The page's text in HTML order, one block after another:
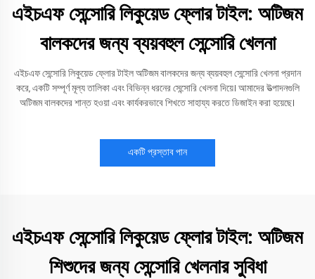
এইচএফ সেন্সোরি লিকুয়েড ফ্লোর টাইল: অটিজম
বালকদের জন্য ব্যয়বহুল সেন্সোরি খেলনা
এইচএফ সেন্সোরি লিকুয়েড ফ্লোর টাইল অটিজম বালকদের জন্য ব্যয়বহুল সেন্সোরি খেলনা প্রদান
করে, একটি সম্পূর্ণ মূল্য তালিকা এবং বিভিন্ন ধরনের সেন্সোরি খেলনা দিয়ে। আমাদের উত্পাদনগুলি
অটিজম বালকদের শান্ত হওয়া এবং কার্যকরভাবে শিখতে সাহায্য করতে ডিজাইন করা হয়েছে।
একটি প্রস্তাব পান
এইচএফ সেন্সোরি লিকুয়েড ফ্লোর টাইল: অটিজম
শিশুদের জন্য সেন্সোরি খেলনার সুবিধা